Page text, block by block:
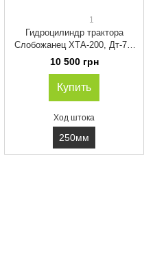
1
Гидроцилиндр трактора
Слобожанец ХТА-200, Дт-75,
Т-74, Задняя навеска 16ГЦ.
100х50. ТБ. 000-250
10 500 грн
Купить
Ход штока
250мм